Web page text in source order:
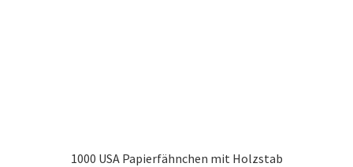
1000 USA Papierfähnchen mit Holzstab